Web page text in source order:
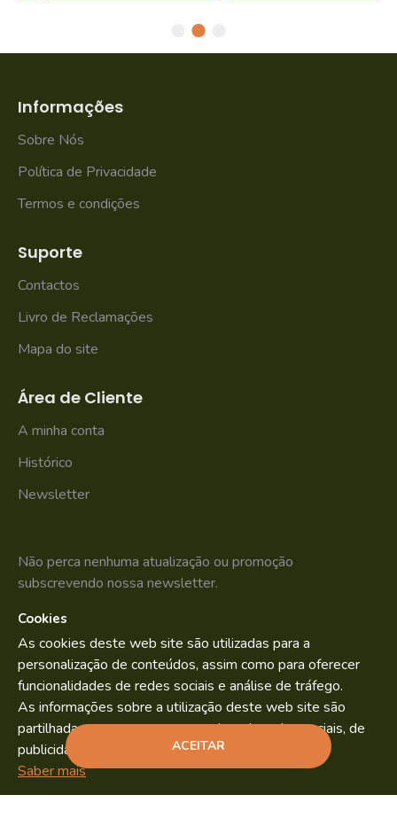
ADICIONAR
Informações
Sobre Nós
Política de Privacidade
Termos e condições
Suporte
Contactos
Livro de Reclamações
Mapa do site
Área de Cliente
A minha conta
Histórico
Newsletter
Não perca nenhuma atualização ou promoção
subscrevendo nossa newsletter.
Li e aceito osPolítica de Privacidade
Copyright © 2022. ByBild.pt
ACEITAR
Cookies
As cookies deste web site são utilizadas para a
personalização de conteúdos, assim como para oferecer
funcionalidades de redes sociais e análise de tráfego.
As informações sobre a utilização deste web site são
partilhadas com os nossos parceiros de redes sociais, de
publicidade e análise.
Saber mais